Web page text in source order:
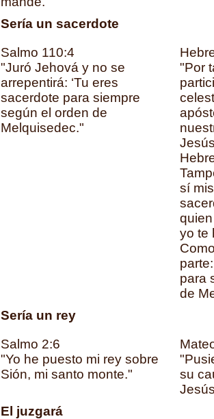
Sería un sacerdote
Salmo 110:4
"Juró Jehová y no se
arrepentirá: ‘Tu eres
sacerdote para siempre
según el orden de
Melquisedec."
"Por
sí
quien
yo te
para
de
Sería un rey
Salmo 2:6
"Yo he puesto mi rey sobre
Sión, mi santo monte."
su
El juzgará